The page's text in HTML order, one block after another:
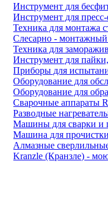
Инструмент для
Инструмент для
Техника для монтажа
Слесарно -
Техника для
Инструмент для
Приборы для
Оборудование для
Оборудование для
Cварочные
Разводные
Машины для сварки и
Машина для
Алмазные
Kranzle (Кранзле) -